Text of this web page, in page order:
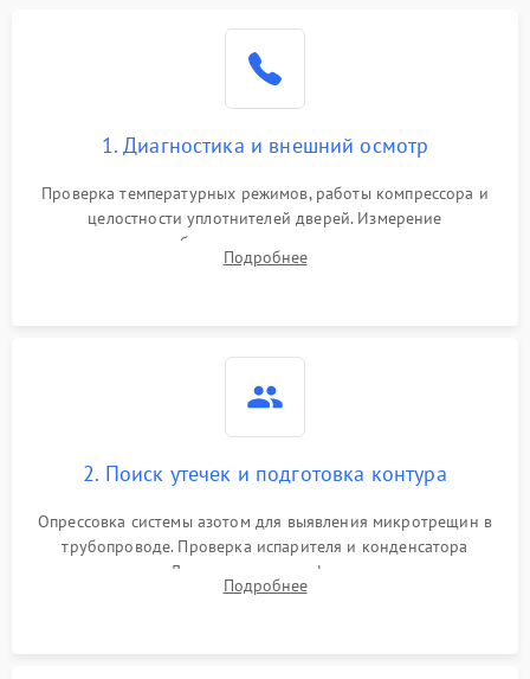
работе
2000 ₽ Подробнее →
1000 ₽
1800 ₽
1. Диагностика и внешний осмотр
Проверка температурных режимов, работы компрессора и
целостности уплотнителей дверей. Измерение
сопротивления обмоток мотора, проверка термостата и
считывание кодов ошибок с электронного дисплея.
Подробнее
2. Поиск утечек и подготовка контура
Опрессовка системы азотом для выявления микротрещин в
трубопроводе. Проверка испарителя и конденсатора
течеискателем. Демонтаж старого фильтра-осушителя и
продувка капиллярной трубки для устранения засоров.
Подробнее